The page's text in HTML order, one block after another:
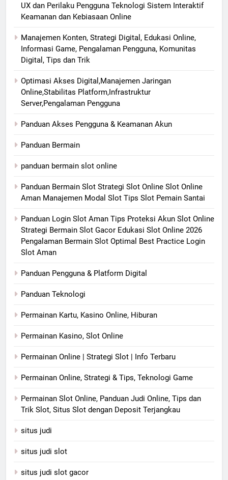
UX dan Perilaku Pengguna Teknologi Sistem Interaktif
Keamanan dan Kebiasaan Online
Manajemen Konten, Strategi Digital, Edukasi Online,
Informasi Game, Pengalaman Pengguna, Komunitas
Digital, Tips dan Trik
Optimasi Akses Digital,Manajemen Jaringan
Online,Stabilitas Platform,Infrastruktur
Server,Pengalaman Pengguna
Panduan Akses Pengguna & Keamanan Akun
Panduan Bermain
panduan bermain slot online
Panduan Bermain Slot Strategi Slot Online Slot Online
Aman Manajemen Modal Slot Tips Slot Pemain Santai
Panduan Login Slot Aman Tips Proteksi Akun Slot Online
Strategi Bermain Slot Gacor Edukasi Slot Online 2026
Pengalaman Bermain Slot Optimal Best Practice Login
Slot Aman
Panduan Pengguna & Platform Digital
Panduan Teknologi
Permainan Kartu, Kasino Online, Hiburan
Permainan Kasino, Slot Online
Permainan Online | Strategi Slot | Info Terbaru
Permainan Online, Strategi & Tips, Teknologi Game
Permainan Slot Online, Panduan Judi Online, Tips dan
Trik Slot, Situs Slot dengan Deposit Terjangkau
situs judi
situs judi slot
situs judi slot gacor